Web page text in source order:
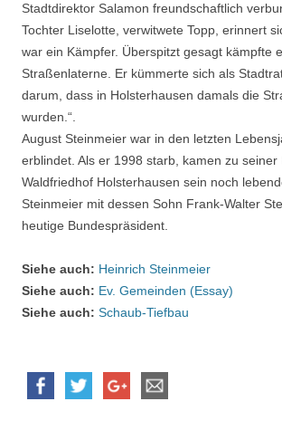
Stadtdirektor Salamon freundschaftlich
Tochter Liselotte, verwitwete Topp, erinnert
war ein Kämpfer. Überspitzt gesagt kämpfte
Straßenlaterne. Er kümmerte sich als
darum, dass in Holsterhausen damals die
wurden.“.
August Steinmeier war in den letzten
erblindet. Als er 1998 starb, kamen zu seiner
Waldfriedhof Holsterhausen sein noch
Steinmeier mit dessen Sohn Frank-Walter
heutige Bundespräsident.
Siehe auch: Heinrich Steinmeier
Siehe auch: Ev. Gemeinden (Essay)
Siehe auch: Schaub-Tiefbau